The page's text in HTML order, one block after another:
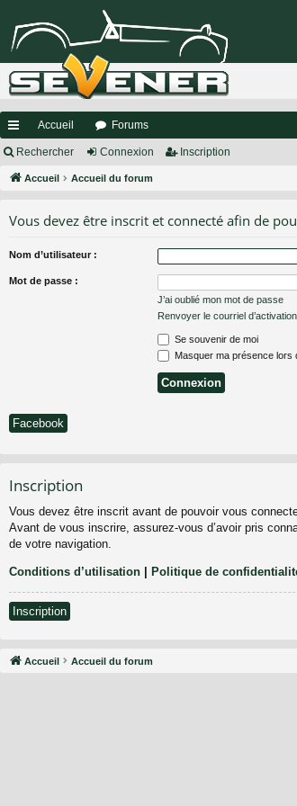
ac
co
s
Accueil Forums
Rechercher Connexion Inscription
Accueil Accueil du forum
Vous devez être inscrit et connecté afin de
Nom d’utilisateur :
Mot de passe :
J’ai oublié mon mot de passe
Renvoyer le courriel d’activation
Se souvenir de moi
Masquer ma présence lors
Facebook
Inscription
Vous devez être inscrit avant de pouvoir vous
Avant de vous inscrire, assurez-vous d’avoir pris
de votre navigation.
Conditions d’utilisation | Politique de
Inscription
Accueil Accueil du forum